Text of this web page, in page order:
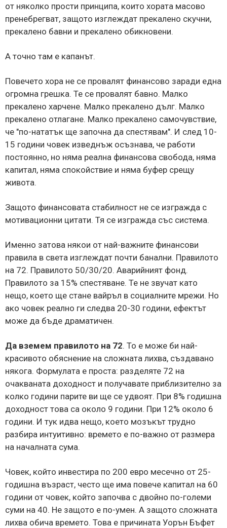
от няколко прости принципа, които хората масово
пренебрегват, защото изглеждат прекалено скучни,
прекалено бавни и прекалено обикновени.
А точно там е капанът.
Повечето хора не се провалят финансово заради една
огромна грешка. Те се провалят бавно. Малко
прекалено харчене. Малко прекалено дълг. Малко
прекалено отлагане. Малко прекалено самочувствие,
че "по-нататък ще започна да спестявам". И след 10-
15 години човек изведнъж осъзнава, че работи
постоянно, но няма реална финансова свобода, няма
капитал, няма спокойствие и няма буфер срещу
живота.
Защото финансовата стабилност не се изгражда с
мотивационни цитати. Тя се изгражда със система.
Именно затова някои от най-важните финансови
правила в света изглеждат почти банални. Правилото
на 72. Правилото 50/30/20. Аварийният фонд.
Правилото за 15% спестяване. Те не звучат като
нещо, което ще стане вайръл в социалните мрежи. Но
ако човек реално ги следва 20-30 години, ефектът
може да бъде драматичен.
Да вземем правилото на 72. То е може би най-
красивото обяснение на сложната лихва, създавано
някога. Формулата е проста: разделяте 72 на
очакваната доходност и получавате приблизително за
колко години парите ви ще се удвоят. При 8% годишна
доходност това са около 9 години. При 12% около 6
години. И тук идва нещо, което мозъкът трудно
разбира интуитивно: времето е по-важно от размера
на началната сума.
Човек, който инвестира по 200 евро месечно от 25-
годишна възраст, често ще има повече капитал на 60
години от човек, който започва с двойно по-големи
суми на 40. Не защото е по-умен. А защото сложната
лихва обича времето. Това е причината Уорън Бъфет